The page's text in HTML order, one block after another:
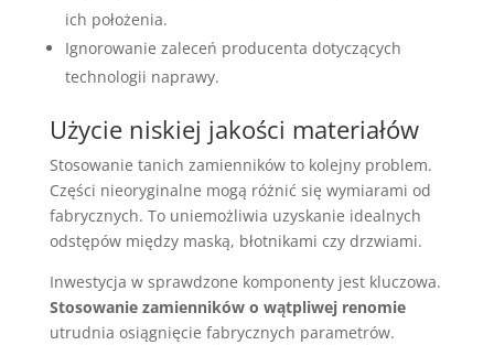
ich położenia.
Ignorowanie zaleceń producenta dotyczących
technologii naprawy.
Użycie niskiej jakości materiałów
Stosowanie tanich zamienników to kolejny problem.
Części nieoryginalne mogą różnić się wymiarami od
fabrycznych. To uniemożliwia uzyskanie idealnych
odstępów między maską, błotnikami czy drzwiami.
Inwestycja w sprawdzone komponenty jest kluczowa.
Stosowanie zamienników o wątpliwej renomie
utrudnia osiągnięcie fabrycznych parametrów.